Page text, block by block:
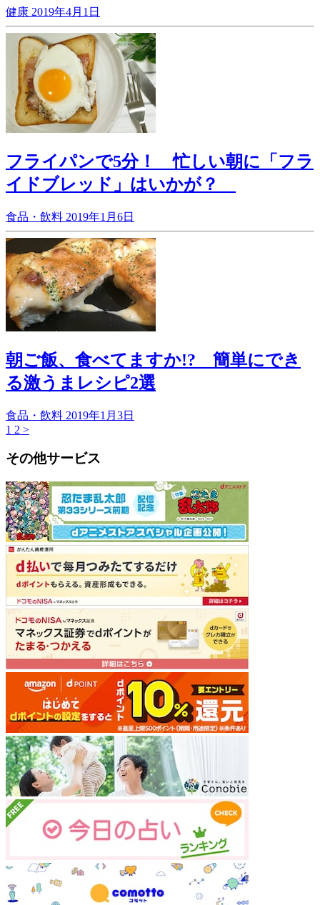
健康 2019年4月1日
フライパンで5分！ 忙しい朝に「フラ
イドブレッド」はいかが？
食品・飲料 2019年1月6日
朝ご飯、食べてますか!? 簡単にでき
る激うまレシピ2選
食品・飲料 2019年1月3日
1 2 >
その他サービス